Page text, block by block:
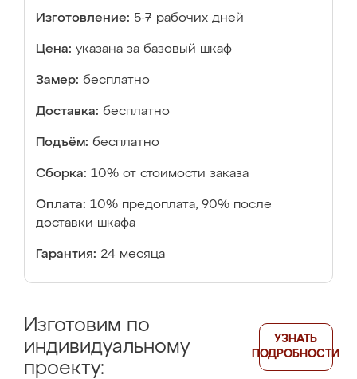
Изготовление: 5-7 рабочих дней
Цена: указана за базовый шкаф
Замер: бесплатно
Доставка: бесплатно
Подъём: бесплатно
Сборка: 10% от стоимости заказа
Оплата: 10% предоплата, 90% после
доставки шкафа
Гарантия: 24 месяца
Изготовим по
индивидуальному
проекту:
УЗНАТЬ
ПОДРОБНОСТИ